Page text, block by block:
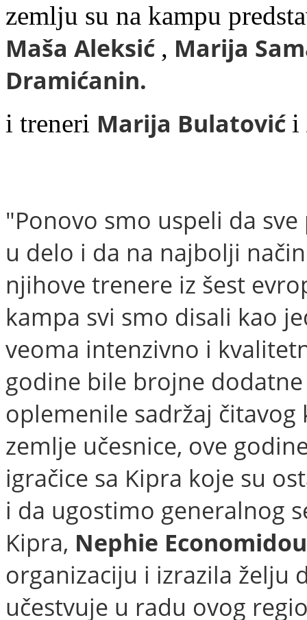
zemlju su na kampu
Maša Aleksić , Marija
Dramićanin.
i treneri Marija Bulatović i
"Ponovo smo uspeli da
u delo i da na najbolji
njihove trenere iz šest
kampa svi smo disali kao
veoma intenzivno i
godine bile brojne
oplemenile sadržaj
zemlje učesnice, ove
igračice sa Kipra koje su
i da ugostimo generalnog
Kipra, Nephie Economidou
organizaciju i izrazila želju
učestvuje u radu ovog